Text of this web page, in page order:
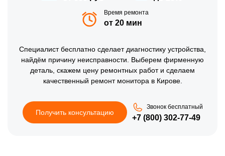
Время ремонта
от 20 мин
Специалист бесплатно сделает диагностику устройства,
найдём причину неисправности. Выберем фирменную
деталь, скажем цену ремонтных работ и сделаем
качественный ремонт монитора в Кирове.
Получить консультацию
Звонок бесплатный
+7 (800) 302-77-49